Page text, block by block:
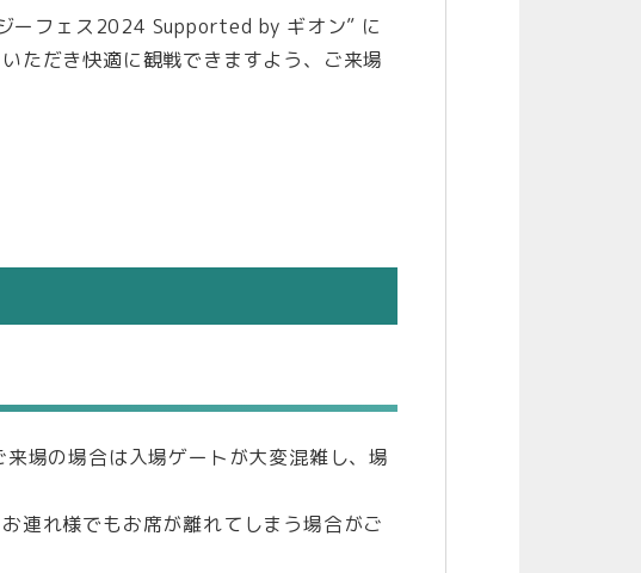
ーフェス2024 Supported by ギオン” に
ただき快適に観戦できますよう、ご来場
場の場合は入場ゲートが大変混雑し、場
連れ様でもお席が離れてしまう場合がご